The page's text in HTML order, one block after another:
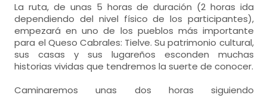
La ruta, de unas 5 horas de duración (2 horas ida
dependiendo del nivel físico de los participantes),
empezará en uno de los pueblos más importante
para el Queso Cabrales: Tielve. Su patrimonio cultural,
sus casas y sus lugareños esconden muchas
historias vividas que tendremos la suerte de conocer.
Caminaremos unas dos horas siguiendo